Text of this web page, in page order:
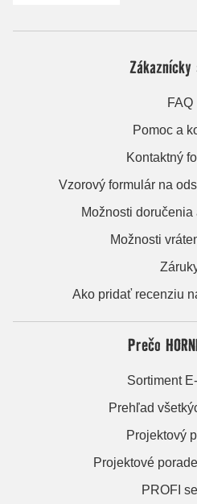
FAQ
Pomoc a
Kontaktný
Vzorový formulár na
Možnosti
Možnosti
Ako pridať recenziu
Prečo
Sortiment
Prehľad
Projektový
Projektové
PROFI